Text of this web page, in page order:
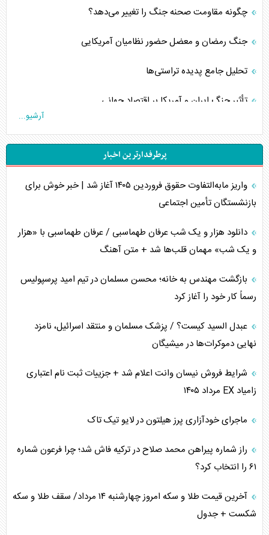
چگونه مقاومت صحنه جنگ را تغییر می‌دهد؟
جنگ رمضان و معضل حضور نظامیان آمریکایی
تحلیل جامع پدیده تراستی‌ها
تأثیر جنگ ایران و آمریکا بر اقتصاد جهانی
اربعین، کابوس مشترک تل‌آویو-واشنگتن
برنامه هفتم توسعه در نقطه کور سیاستگذاری
اوکراین بازوی مخرب آمریکا در غرب آسیا
اهمیت راهبردی اردن برای آمریکا
پیام، ظرفیت بالفعل‌نشده تجارت ایران
همسویی عربستان با سنتکام علیه متحدان ایران
ترامپ و توهم خلع سلاح حماس
چرا کویت به دنبال شریک امنیتی جدید است؟
اعتراف غرب به قدرت ایران در تثبیت معادلات
خطای راهبردی ترامپ مقابل برزیل
آرشیو...
پرطرفدارترین اخبار
واریز مابه‌التفاوت حقوق فروردین ۱۴۰۵ آغاز شد | خبر خوش برای
بازنشستگان تأمین اجتماعی
دانلود هزار و یک شب عرفان طهماسبی / عرفان طهماسبی با «هزار
و یک شب» مهمان قلب‌ها شد + متن آهنگ
بازگشت مهندس به خانه؛ محسن مسلمان در تیم امید پرسپولیس
رسماً کار خود را آغاز کرد
عبدل السید کیست؟ / پزشک مسلمان و منتقد اسرائیل، نامزد
نهایی دموکرات‌ها در میشیگان
شرایط فروش نیسان وانت اعلام شد + جزییات ثبت نام اعتباری
زامیاد EX مرداد ۱۴۰۵
ماجرای خودآزاری پرز هیلتون در لایو تیک تاک
راز شماره پیراهن محمد صلاح در ترکیه فاش شد؛ چرا فرعون شماره
۶۱ را انتخاب کرد؟
آخرین قیمت طلا و سکه امروز چهارشنبه ۱۴ مرداد/ سقف طلا و سکه
شکست + جدول